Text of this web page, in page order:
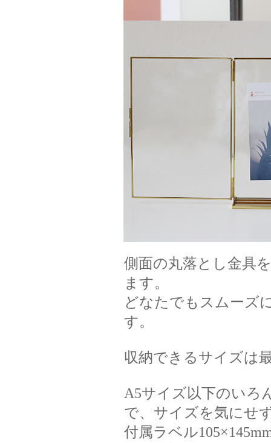
側面の丸落とし金具
ます。
どなたでもスムーズ
す。
収納できるサイズは
A5サイズ以下のいろ
で、サイズを気にせ
付属ラベル